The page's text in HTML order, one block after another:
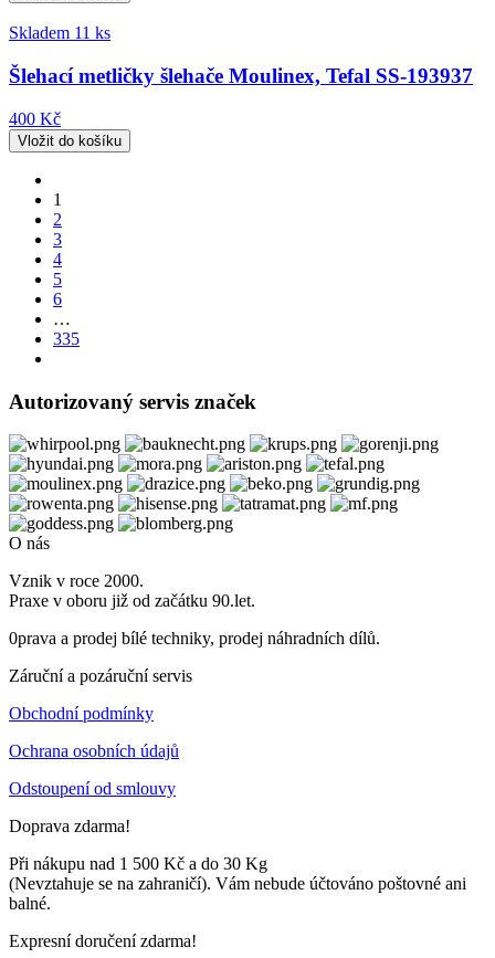
Skladem 11 ks
Šlehací metličky šlehače Moulinex, Tefal SS-193937
400 Kč
1
2
3
4
5
6
…
335
Autorizovaný servis značek
O nás
Vznik v roce 2000.
Praxe v oboru již od začátku 90.let.
0prava a prodej bílé techniky, prodej náhradních dílů.
Záruční a pozáruční servis
Obchodní podmínky
Ochrana osobních údajů
Odstoupení od smlouvy
Doprava zdarma!
Při nákupu nad 1 500 Kč a do 30 Kg
(Nevztahuje se na zahraničí). Vám nebude účtováno poštovné ani
balné.
Expresní doručení zdarma!